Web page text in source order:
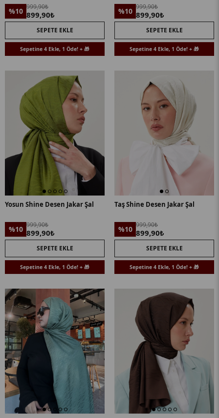
%10 999,90₺
899,90₺
SEPETE EKLE
Sepetine 4 Ekle, 1 Öde! + 🎁
%10 999,90₺
899,90₺
SEPETE EKLE
Sepetine 4 Ekle, 1 Öde! + 🎁
Yosun Shine Desen Jakar Şal
%10 999,90₺
899,90₺
SEPETE EKLE
Sepetine 4 Ekle, 1 Öde! + 🎁
Taş Shine Desen Jakar Şal
%10 999,90₺
899,90₺
SEPETE EKLE
Sepetine 4 Ekle, 1 Öde! + 🎁